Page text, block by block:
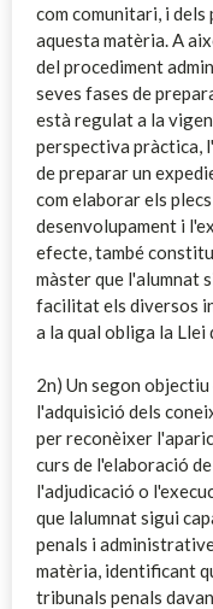
com comunitari, i
aquesta matèria. A
del procediment
seves fases de
està regulat a la
perspectiva pràctica,
de preparar un
com elaborar els
desenvolupament i
efecte, també
màster que l'alumnat
facilitat els diversos
a la qual obliga la Llei
2n) Un segon
l'adquisició dels
per reconèixer
curs de l'elaboració
l'adjudicació o
que lalumnat sigui
penals i
matèria, identificant
tribunals penals